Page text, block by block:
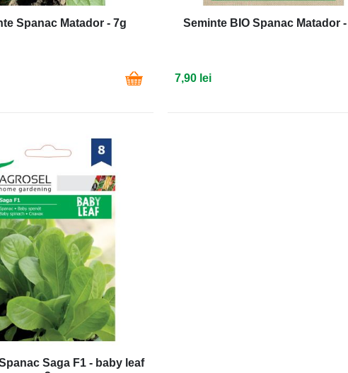
Spanac Matador - 7g Seminte BIO Spanac Matador
7,90 lei
Saga F1 - baby leaf